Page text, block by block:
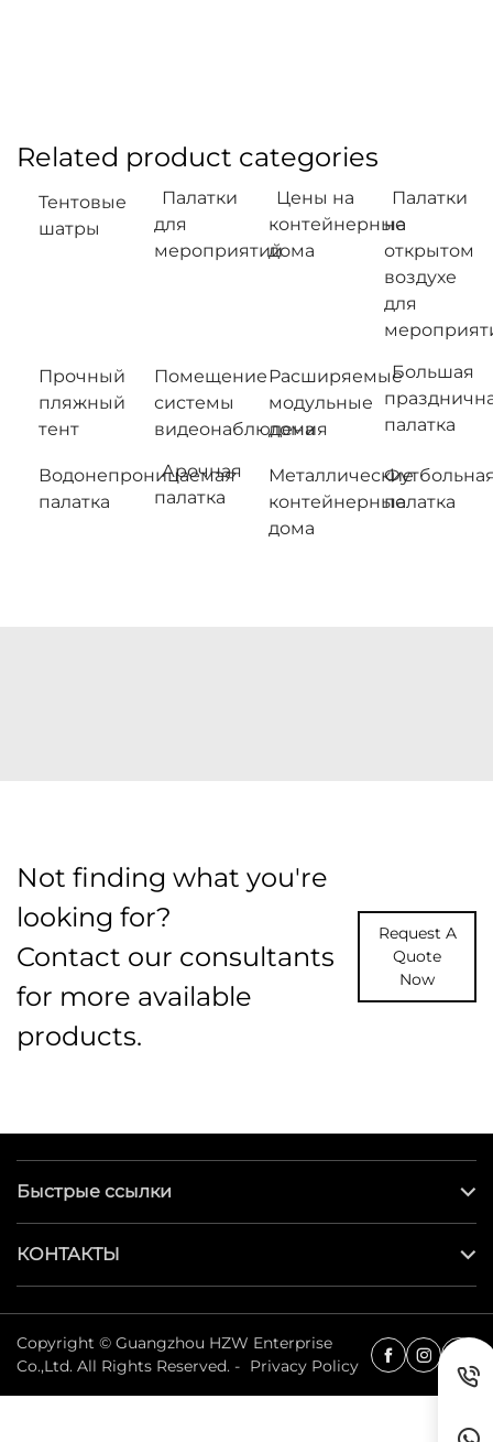
Related product categories
Тентовые
шатры
Палатки
для
мероприятий
Цены на
контейнерные
дома
Палатки
на
открытом
воздухе
для
Прочный
пляжный
тент
Помещение
системы
видеонаблюдения
Расширяемые
модульные
дома
Большая
палатка
Водонепроницаемая
палатка
Арочная
палатка
Металлические
контейнерные
дома
палатка
Not finding what you're
looking for?
Contact our consultants
for more available
products.
Request A
Quote
Now
Быстрые ссылки
КОНТАКТЫ
Copyright © Guangzhou HZW Enterprise
Co.,Ltd. All Rights Reserved. - Privacy Policy